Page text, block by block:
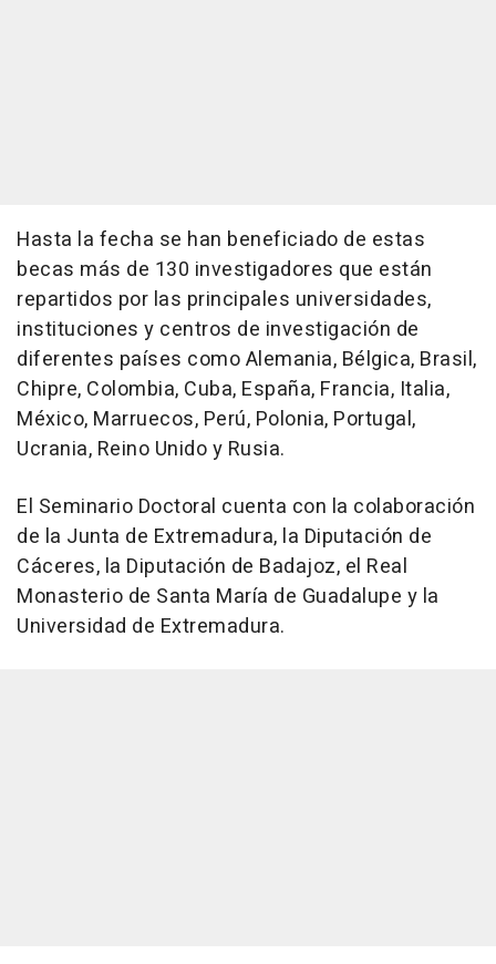
Hasta la fecha se han beneficiado de estas
becas más de 130 investigadores que están
repartidos por las principales universidades,
instituciones y centros de investigación de
diferentes países como Alemania, Bélgica, Brasil,
Chipre, Colombia, Cuba, España, Francia, Italia,
México, Marruecos, Perú, Polonia, Portugal,
Ucrania, Reino Unido y Rusia.
El Seminario Doctoral cuenta con la colaboración
de la Junta de Extremadura, la Diputación de
Cáceres, la Diputación de Badajoz, el Real
Monasterio de Santa María de Guadalupe y la
Universidad de Extremadura.